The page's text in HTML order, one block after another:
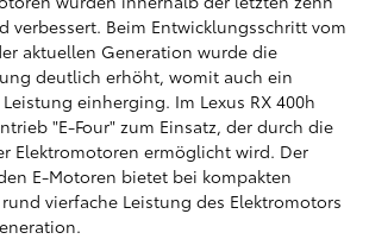
verbessert. Beim Entwicklungsschritt vom
aktuellen Generation wurde die
deutlich erhöht, womit auch ein
einherging. Im Lexus RX 400h
"E-Four" zum Einsatz, der durch die
Elektromotoren ermöglicht wird. Der
E-Motoren bietet bei kompakten
vierfache Leistung des Elektromotors